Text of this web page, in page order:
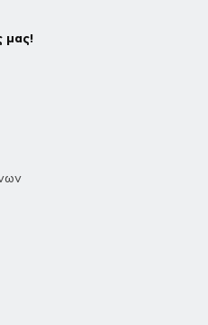
μας!